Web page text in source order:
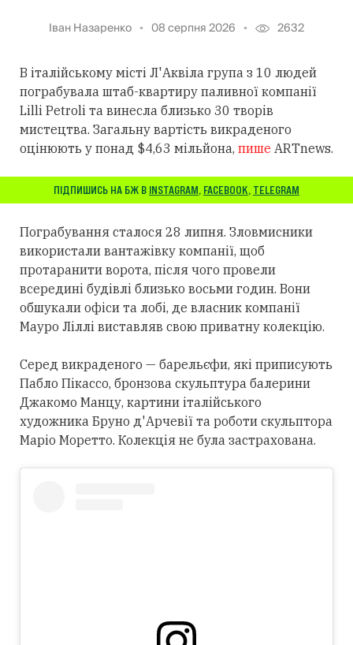
Іван Назаренко 08 серпня 2026 2632
В італійському місті Л'Аквіла група з 10 людей
пограбувала штаб-квартиру паливної компанії
Lilli Petroli та винесла близько 30 творів
мистецтва. Загальну вартість викраденого
оцінюють у понад $4,63 мільйона, пише ARTnews.
ПІДПИШИСЬ НА БЖ В INSTAGRAM, FACEBOOK, TELEGRAM
Пограбування сталося 28 липня. Зловмисники
використали вантажівку компанії, щоб
протаранити ворота, після чого провели
всередині будівлі близько восьми годин. Вони
обшукали офіси та лобі, де власник компанії
Мауро Ліллі виставляв свою приватну колекцію.
Серед викраденого — барельєфи, які приписують
Пабло Пікассо, бронзова скульптура балерини
Джакомо Манцу, картини італійського
художника Бруно д'Арчевії та роботи скульптора
Маріо Моретто. Колекція не була застрахована.